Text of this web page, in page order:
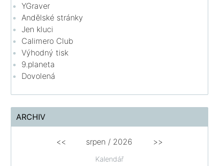
YGraver
Andělské stránky
Jen kluci
Calimero Club
Výhodný tisk
9.planeta
Dovolená
ARCHIV
Kalendář
<< srpen / 2026 >>